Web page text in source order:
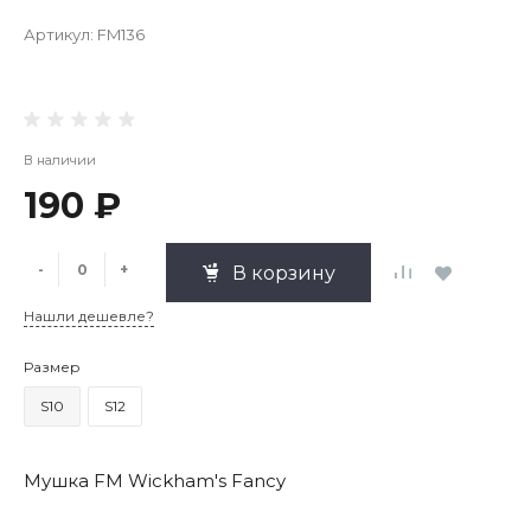
Артикул: FM136
В наличии
190 ₽
- + В корзину
Нашли дешевле?
Размер
S10 S12
Мушка FM Wickham's Fancy